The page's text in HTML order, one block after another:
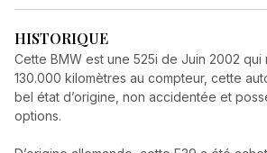
HISTORIQUE
Cette BMW est une 525i de Juin 2002 qui
130.000 kilomètres au compteur, cette
bel état d’origine, non accidentée et
options.